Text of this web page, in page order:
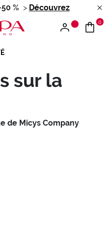
% > Découvrez
0
sur la
de Micys Company